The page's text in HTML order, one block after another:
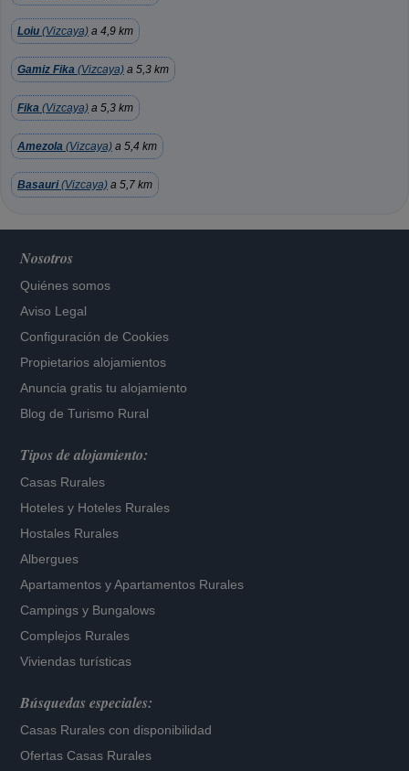
Loiu (Vizcaya) a 4,9 km
Gamiz Fika (Vizcaya) a 5,3 km
Fika (Vizcaya) a 5,3 km
Amezola (Vizcaya) a 5,4 km
Basauri(Vizcaya) a 5,7 km
Nosotros
Quiénes somos
Aviso Legal
Configuración de Cookies
Propietarios alojamientos
Anuncia gratis tu alojamiento
Blog de Turismo Rural
Tipos de alojamiento:
Casas Rurales
Hoteles y Hoteles Rurales
Hostales Rurales
Albergues
Apartamentos yApartamentos Rurales
Campings y Bungalows
Complejos Rurales
Viviendas turísticas
Búsquedas especiales:
Casas Rurales con disponibilidad
Ofertas Casas Rurales